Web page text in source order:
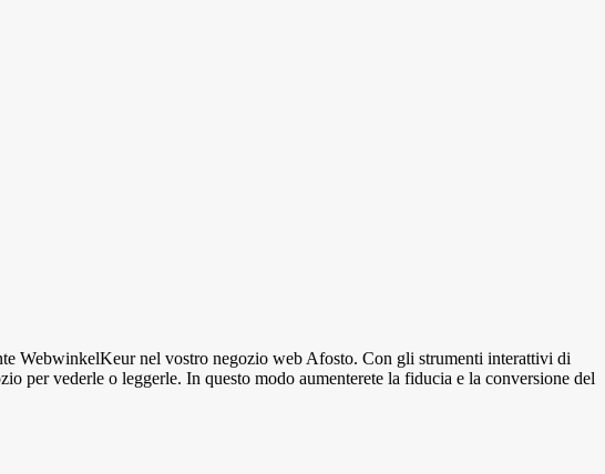
WebwinkelKeur nel vostro negozio web Afosto. Con gli strumenti interattivi di
per vederle o leggerle. In questo modo aumenterete la fiducia e la conversione del